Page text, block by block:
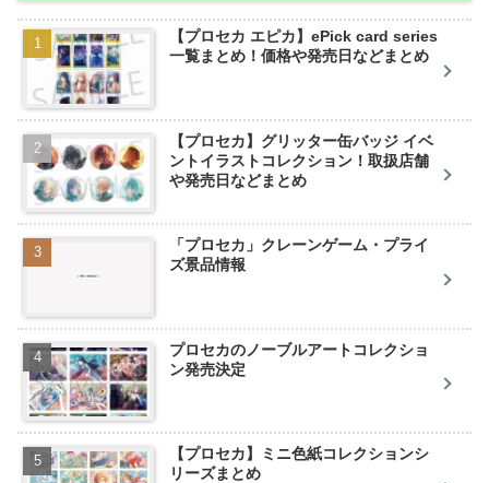
【プロセカ エピカ】ePick card series
一覧まとめ！価格や発売日などまとめ
【プロセカ】グリッター缶バッジ イベ
ントイラストコレクション！取扱店舗
や発売日などまとめ
「プロセカ」クレーンゲーム・プライ
ズ景品情報
プロセカのノーブルアートコレクショ
ン発売決定
【プロセカ】ミニ色紙コレクションシ
リーズまとめ